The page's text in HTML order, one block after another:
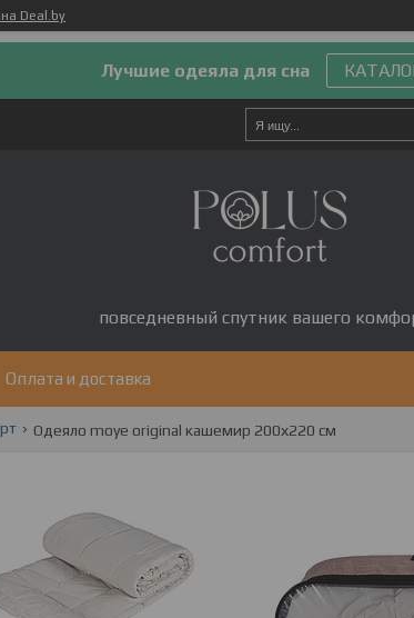
Deal.by
Лучшие одеяла для сна
повседневный спутник вашего
Оплата и доставка
Одеяло moye original кашемир 200х220 см